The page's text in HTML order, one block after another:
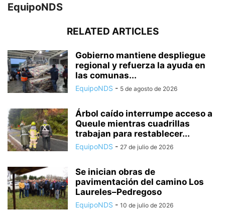
EquipoNDS
RELATED ARTICLES
Gobierno mantiene despliegue
regional y refuerza la ayuda en
las comunas...
EquipoNDS - 5 de agosto de 2026
Árbol caído interrumpe acceso a
Queule mientras cuadrillas
trabajan para restablecer...
EquipoNDS - 27 de julio de 2026
Se inician obras de
pavimentación del camino Los
Laureles–Pedregoso
EquipoNDS - 10 de julio de 2026